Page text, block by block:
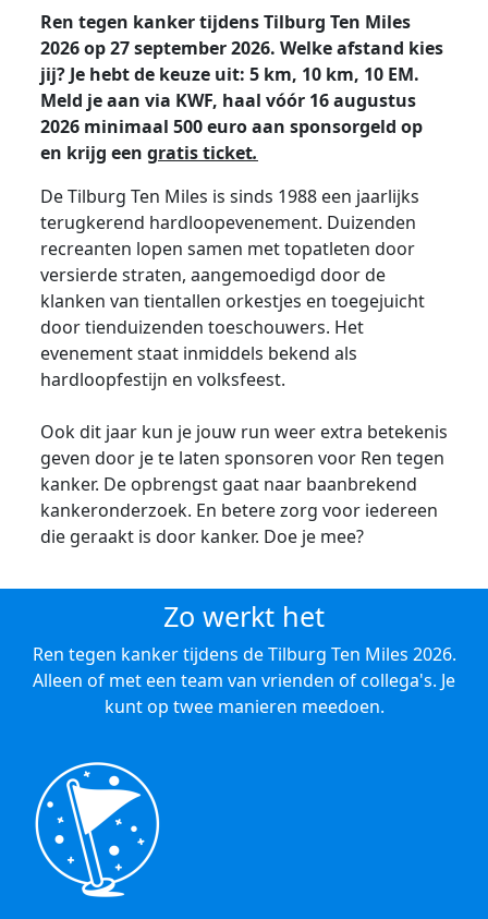
Ren tegen kanker tijdens Tilburg Ten Miles
2026 op 27 september 2026. Welke afstand kies
jij? Je hebt de keuze uit: 5 km, 10 km, 10 EM.
Meld je aan via KWF, haal vóór 16 augustus
2026 minimaal 500 euro aan sponsorgeld op
en krijg een gratis ticket.
De Tilburg Ten Miles is sinds 1988 een jaarlijks
terugkerend hardloopevenement. Duizenden
recreanten lopen samen met topatleten door
versierde straten, aangemoedigd door de
klanken van tientallen orkestjes en toegejuicht
door tienduizenden toeschouwers. Het
evenement staat inmiddels bekend als
hardloopfestijn en volksfeest.
Ook dit jaar kun je jouw run weer extra betekenis
geven door je te laten sponsoren voor Ren tegen
kanker. De opbrengst gaat naar baanbrekend
kankeronderzoek. En betere zorg voor iedereen
die geraakt is door kanker. Doe je mee?
Zo werkt het
Ren tegen kanker tijdens de Tilburg Ten Miles 2026.
Alleen of met een team van vrienden of collega's. Je
kunt op twee manieren meedoen.